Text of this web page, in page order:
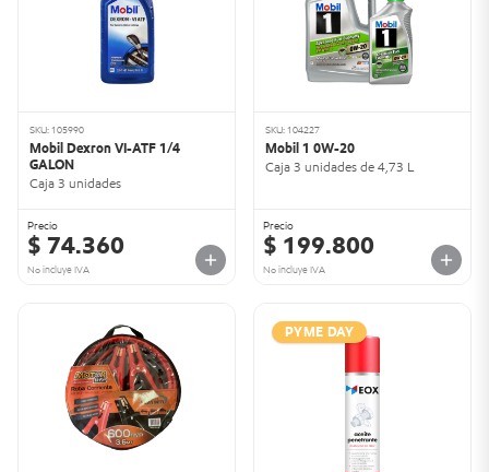
SKU: 105990
Mobil Dexron VI-ATF 1/4
GALON
Caja 3 unidades
Precio
$ 74.360
No incluye IVA
SKU: 104227
Mobil 1 0W-20
Caja 3 unidades de 4,73 L
Precio
$ 199.800
No incluye IVA
PYME DAY